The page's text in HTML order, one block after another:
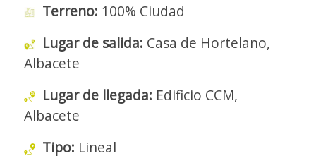
Terreno: 100% Ciudad
Lugar de salida: Casa de Hortelano,
Albacete
Lugar de llegada: Edificio CCM,
Albacete
Tipo: Lineal